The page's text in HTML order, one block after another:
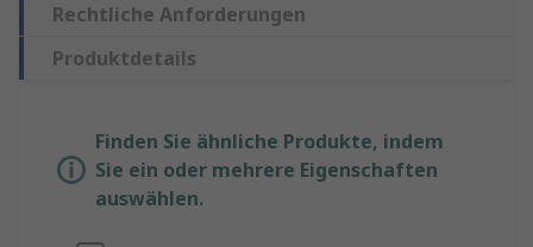
Rechtliche Anforderungen
Produktdetails
Finden Sie ähnliche Produkte, indem
Sie ein oder mehrere Eigenschaften
auswählen.